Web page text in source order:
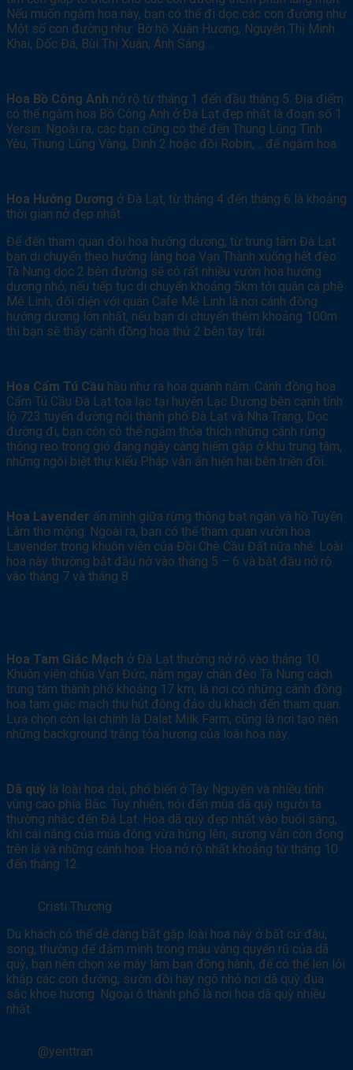
Nếu muốn ngắm hoa này, bạn có thể đi dọc các con đường như
Một số con đường như: Bờ hồ Xuân Hương, Nguyễn Thị Minh
Khai, Dốc Đá, Bùi Thị Xuân, Ánh Sáng…
Hoa Bồ Công Anh nở rộ từ tháng 1 đến đầu tháng 5. Địa điểm
có thể ngắm hoa Bồ Công Anh ở Đà Lạt đẹp nhất là đoạn số 1
Yersin. Ngoài ra, các bạn cũng có thể đến Thung Lũng Tình
Yêu, Thung Lũng Vàng, Dinh 2 hoặc đồi Robin,… để ngắm hoa.
Hoa Hướng Dương ở Đà Lạt, từ tháng 4 đến tháng 6 là khoảng
thời gian nở đẹp nhất.
Để đến tham quan đồi hoa hướng dương, từ trung tâm Đà Lạt
bạn di chuyển theo hướng làng hoa Vạn Thành xuống hết đèo
Tà Nung dọc 2 bên đường sẽ có rất nhiều vườn hoa hướng
dương nhỏ, nếu tiếp tục di chuyển khoảng 5km tới quán cà phê
Mê Linh, đối diện với quán Cafe Mê Linh là nơi cánh đồng
hướng dương lớn nhất, nếu bạn di chuyển thêm khoảng 100m
thì bạn sẽ thấy cánh đồng hoa thứ 2 bên tay trái.
Hoa Cẩm Tú Cầu hầu như ra hoa quanh năm. Cánh đồng hoa
Cẩm Tú Cầu Đà Lạt tọa lạc tại huyện Lạc Dương bên cạnh tỉnh
lộ 723 tuyến đường nối thành phố Đà Lạt và Nha Trang, Dọc
đường đi, bạn còn có thể ngắm thỏa thích những cánh rừng
thông reo trong gió đang ngày càng hiếm gặp ở khu trung tâm,
những ngôi biệt thự kiểu Pháp vẫn ẩn hiện hai bên triền đồi.
Hoa Lavender ẩn mình giữa rừng thông bạt ngàn và hồ Tuyền
Lâm thơ mộng. Ngoài ra, bạn có thể tham quan vườn hoa
Lavender trong khuôn viên của Đồi Chè Cầu Đất nữa nhé. Loài
hoa này thường bắt đầu nở vào tháng 5 – 6 và bắt đầu nở rộ
vào tháng 7 và tháng 8.
Hoa Tam Giác Mạch ở Đà Lạt thường nở rộ vào tháng 10.
Khuôn viên chùa Vạn Đức, nằm ngay chân đèo Tà Nung cách
trung tâm thành phố khoảng 17 km, là nơi có những cánh đồng
hoa tam giác mạch thu hút đông đảo du khách đến tham quan.
Lựa chọn còn lại chính là Dalat Milk Farm, cũng là nơi tạo nên
những background trắng tỏa hương của loài hoa này.
Dã quỳ là loài hoa dại, phổ biến ở Tây Nguyên và nhiều tỉnh
vùng cao phía Bắc. Tuy nhiên, nói đến mùa dã quỳ người ta
thường nhắc đến Đà Lạt. Hoa dã quỳ đẹp nhất vào buổi sáng,
khi cái nắng của mùa đông vừa hừng lên, sương vẫn còn đọng
trên lá và những cánh hoa. Hoa nở rộ nhất khoảng từ tháng 10
đến tháng 12.
Cristi Thương
Du khách có thể dễ dàng bắt gặp loài hoa này ở bất cứ đâu,
song, thường để đắm mình trong màu vàng quyến rũ của dã
quỳ, bạn nên chọn xe máy làm bạn đồng hành, để có thể len lỏi
khắp các con đường, sườn đồi hay ngõ nhỏ nơi dã quỳ đua
sắc khoe hương. Ngoại ô thành phố là nơi hoa dã quỳ nhiều
nhất.
@yenttran